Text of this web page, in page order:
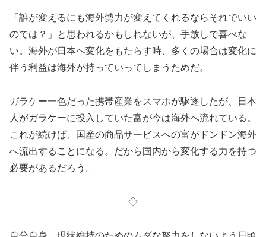
「誰が変えるにも海外勢力が変えてくれるならそれでいい
のでは？」と思われるかもしれないが、手放しで喜べな
い。海外が日本へ変化をもたらす時、多くの場合は変化に
伴う利益は海外が持っていってしまうためだ。
ガラケー一色だった携帯産業をスマホが駆逐したが、日本
人がガラケーに投入していた富が今は海外へ流れている。
これが続けば、国産の商品サービスへの富がドンドン海外
へ流出することになる。だから国内から変化する力を持つ
必要があるだろう。
◇